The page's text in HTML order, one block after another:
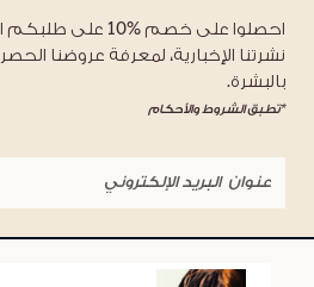
احصلوا على خصم %10
نشرتنا الإخبارية، لمعرفة عروضنا
بالبشرة.
*تطبق الشروط والأحكام